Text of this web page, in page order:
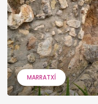
MARRATXÍ